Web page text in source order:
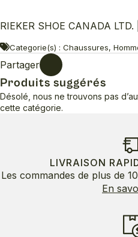
RIEKER SHOE CANADA
Categorie(s) : Chaussures,
Partager
Produits suggérés
Désolé, nous ne trouvons pas
cette catégorie.
LIVRAISON
Les commandes de plus de
En